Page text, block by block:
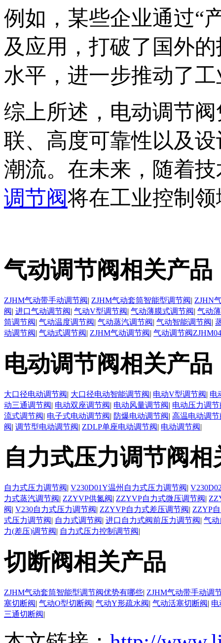
例如，某些企业通过“
及应用，打破了国外
水平，进一步推动了
综上所述，电动调节
联、高度可靠性以及
潮流。在未来，随着
调节阀将在工业控制
气动调节阀相关产品
ZJHM气动带手动调节阀| ZJHM气动套筒智能型调节阀| ZJHN
阀| 进口气动调节阀| 气动V型调节阀| 气动薄膜式调节阀| 气动
筒调节阀| 气动温度调节阀| 气动蒸汽调节阀| 气动智能调节阀|
动调节阀| 气动式调节阀| ZJHM气动调节阀| 气动调节阀ZJHM04
电动调节阀相关产品
大口径电动调节阀| 大口径电动智能调节阀| 电动V型调节阀| 电
动三通调节阀| 电动双座调节阀| 电动风量调节阀| 电动压力调节
流式调节阀| 电子式电动调节阀| 防爆电动调节阀| 高温电动调节
阀| 调节型电动调节阀| ZDLP单座电动调节阀| 电动调节阀|
自力式压力调节阀相
自力式压力调节阀| V230D01Y温州自力式压力调节阀|
力式蒸汽调节阀| ZZYVP供氮阀| ZZYVP自力式微压调节阀|
阀| V230自力式压力调节阀| ZZYVP自力式差压调节阀| ZZYP
式压力调节阀| 自力式调节阀| 进口自力式阀前压力调节阀| 气
力(差压)调节阀| 自力式压力控制调节阀|
切断阀相关产品
ZJHM气动套筒智能型调节阀优势有哪些| ZJHM气动带手动调
塞切断阀| 气动O型切断阀| 气动Y形疏水阀| 气动活塞切断阀| 电
三通切断阀|